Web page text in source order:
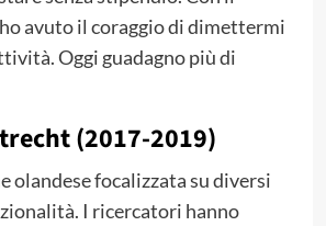
avuto il coraggio di dimettermi
Oggi guadagno più di
(2017-2019)
olandese focalizzata su diversi
I ricercatori hanno